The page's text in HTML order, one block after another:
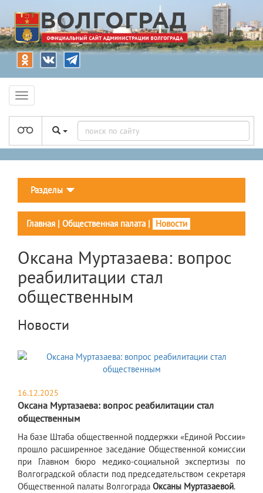
Разделы
Главная | Общественная палата | Новости
Оксана Муртазаева: вопрос
реабилитации стал
общественным
Новости
16.12.2025
Оксана Муртазаева: вопрос реабилитации стал
общественным
​На базе Штаба общественной поддержки «Единой России»
прошло расширенное заседание Общественной комиссии
при Главном бюро медико-социальной экспертизы по
Волгоградской области под председательством секретаря
Общественной палаты Волгограда Оксаны Муртазаевой.